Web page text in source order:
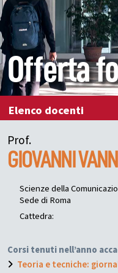
Offerta
Elenco docenti
Prof.
GIOVANNI
Scienze della
Sede di Roma
Cattedra:
Corsi tenuti nell’anno
Teoria e tecniche: